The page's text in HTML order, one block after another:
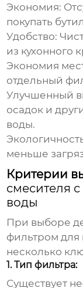
Экономия:
покупать
Удобство:
из кухонного
Экономия
отдельный
Улучшенный
осадок и
воды.
меньше
Критерии
смесителя
воды
При выборе
фильтром для
несколько
1. Тип фильтра:
Существует